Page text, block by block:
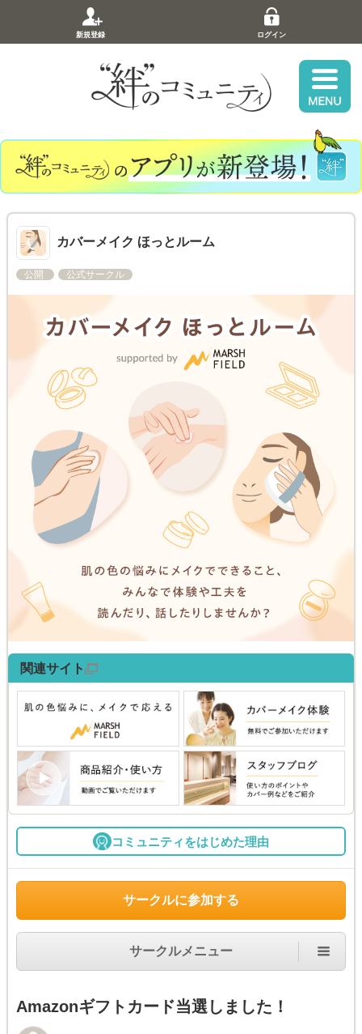
新規登録 ログイン
カバーメイク ほっとルーム
公開 公式サークル
関連サイト
コミュニティをはじめた理由
サークルに参加する
サークルメニュー
Amazonギフトカード当選しました！